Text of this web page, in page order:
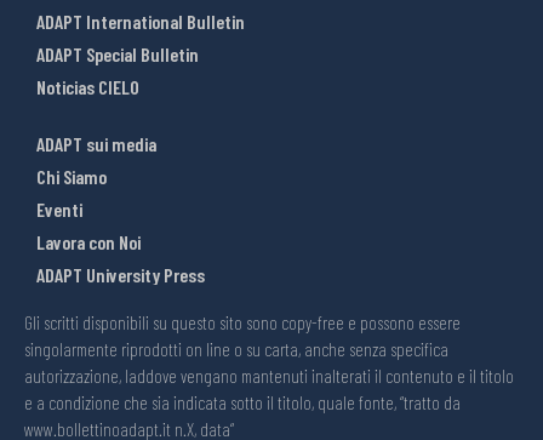
ADAPT International Bulletin
ADAPT Special Bulletin
Noticias CIELO
ADAPT sui media
Chi Siamo
Eventi
Lavora con Noi
ADAPT University Press
Gli scritti disponibili su questo sito sono copy-free e possono essere
singolarmente riprodotti on line o su carta, anche senza specifica
autorizzazione, laddove vengano mantenuti inalterati il contenuto e il titolo
e a condizione che sia indicata sotto il titolo, quale fonte, “tratto da
www.bollettinoadapt.it n.X, data“